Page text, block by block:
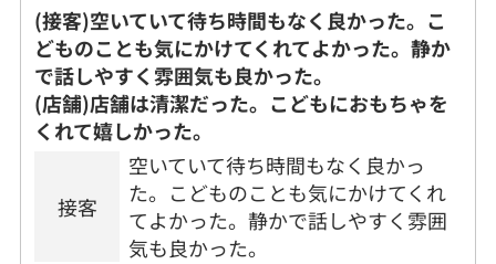
(接客)空いていて待ち時間もなく良かった。こ
どものことも気にかけてくれてよかった。静か
で話しやすく雰囲気も良かった。
(店舗)店舗は清潔だった。こどもにおもちゃを
くれて嬉しかった。
接客
空いていて待ち時間もなく良かっ
た。こどものことも気にかけてくれ
てよかった。静かで話しやすく雰囲
気も良かった。